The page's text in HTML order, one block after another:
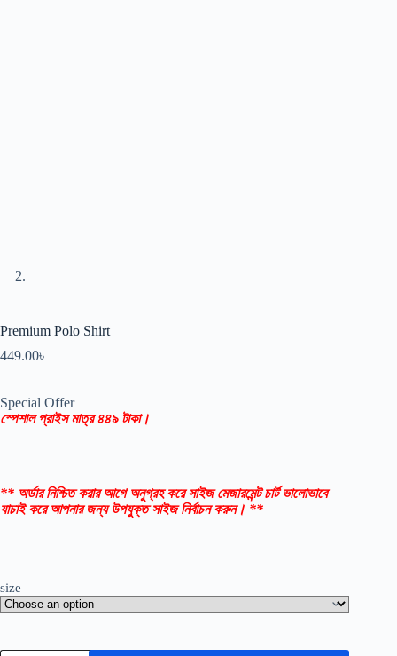
Premium Polo Shirt
449.00৳
Special Offer
স্পেশাল প্রাইস মাত্র ৪৪৯ টাকা।
** অর্ডার নিশ্চিত করার আগে অনুগ্রহ করে সাইজ মেজারমেন্ট চার্ট ভালোভাবে
যাচাই করে আপনার জন্য উপযুক্ত সাইজ নির্বাচন করুন। **
size